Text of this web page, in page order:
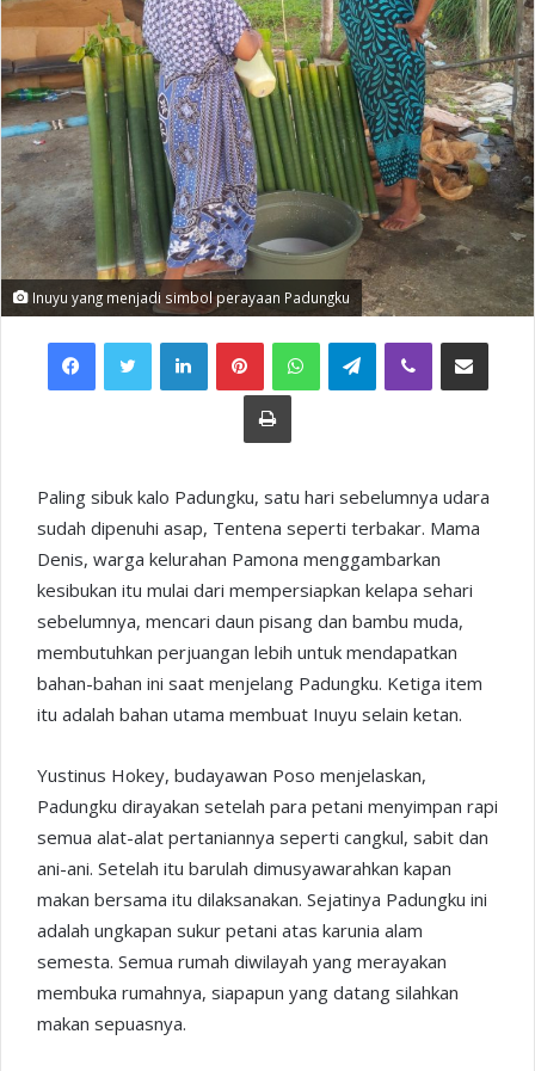
Inuyu yang menjadi simbol perayaan Padungku
FacebookTwitter LinkedInPinterestWhatsAppTelegramViber Share via Email
Print
Paling sibuk kalo Padungku, satu hari sebelumnya udara
sudah dipenuhi asap, Tentena seperti terbakar. Mama
Denis, warga kelurahan Pamona menggambarkan
kesibukan itu mulai dari mempersiapkan kelapa sehari
sebelumnya, mencari daun pisang dan bambu muda,
membutuhkan perjuangan lebih untuk mendapatkan
bahan-bahan ini saat menjelang Padungku. Ketiga item
itu adalah bahan utama membuat Inuyu selain ketan.
Yustinus Hokey, budayawan Poso menjelaskan,
Padungku dirayakan setelah para petani menyimpan rapi
semua alat-alat pertaniannya seperti cangkul, sabit dan
ani-ani. Setelah itu barulah dimusyawarahkan kapan
makan bersama itu dilaksanakan. Sejatinya Padungku ini
adalah ungkapan sukur petani atas karunia alam
semesta. Semua rumah diwilayah yang merayakan
membuka rumahnya, siapapun yang datang silahkan
makan sepuasnya.